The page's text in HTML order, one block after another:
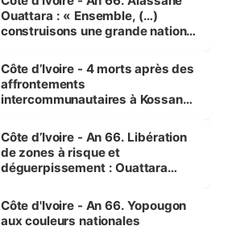
Ouattara : « Ensemble, (…)
construisons une grande nation
générations futures »
Côte d’Ivoire - 4 morts après des
affrontements
intercommunautaires à Kossandji
milieu des sinistrés
Côte d’Ivoire - An 66. Libération
de zones à risque et
déguerpissement : Ouattara
l'Etat de droit pour préserver les
vies humaines »
Côte d'Ivoire - An 66. Yopougon
aux couleurs nationales